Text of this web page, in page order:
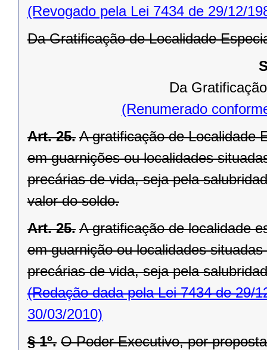
(Revogado pela Lei 7434 de 29/12/
Da Gratificação de Localidade
Da
(Renumerado
Art. 25. A gratificação de Localidade
em guarnições ou localidades
precárias de vida, seja pela
valor do soldo.
Art. 25. A gratificação de localidade
em guarnição ou localidades
precárias de vida, seja pela
(Redação dada pela Lei 7434 de 29/
30/03/2010)
§ 1º. O Poder Executivo, por